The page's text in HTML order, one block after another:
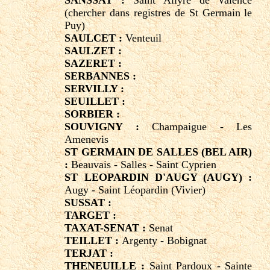
(chercher dans registres de St Germain le
Puy)
SAULCET :Venteuil
SAULZET :
SAZERET :
SERBANNES :
SERVILLY :
SEUILLET :
SORBIER :
SOUVIGNY :Champaigue - Les
Amenevis
ST GERMAIN DE SALLES (BEL AIR)
:Beauvais - Salles - Saint Cyprien
ST LEOPARDIN D'AUGY (AUGY) :
Augy - Saint Léopardin (Vivier)
SUSSAT :
TARGET :
TAXAT-SENAT :Senat
TEILLET :Argenty - Bobignat
TERJAT :
THENEUILLE :Saint Pardoux - Sainte